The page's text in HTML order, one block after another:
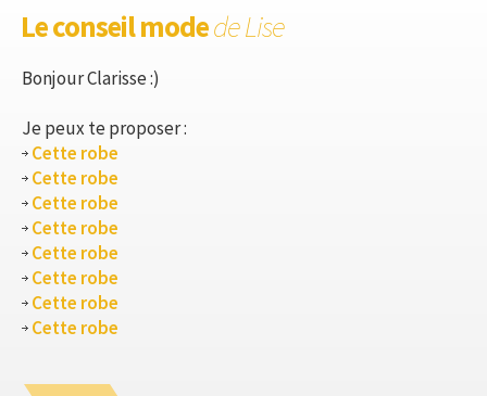
Le conseil modede Lise
Bonjour Clarisse :)
Je peux te proposer :
Cette robe
Cette robe
Cette robe
Cette robe
Cette robe
Cette robe
Cette robe
Cette robe